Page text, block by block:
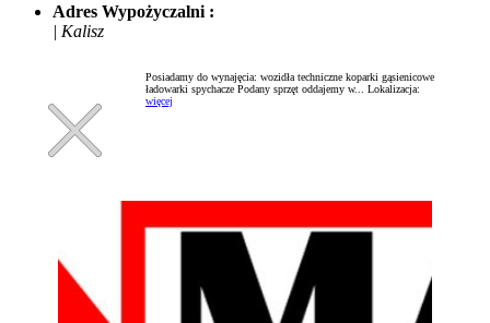
Adres Wypożyczalni :
| Kalisz
Posiadamy do wynajęcia: wozidła techniczne koparki gąsienicowe
ładowarki spychacze Podany sprzęt oddajemy w... Lokalizacja:
więcej